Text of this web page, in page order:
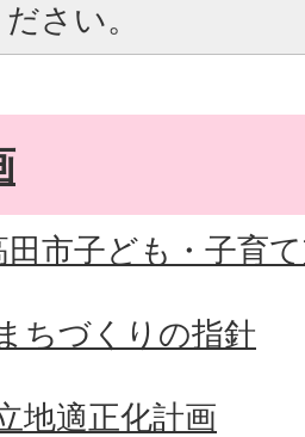
さい。
田市子ども・子育
ちづくりの指針
地適正化計画